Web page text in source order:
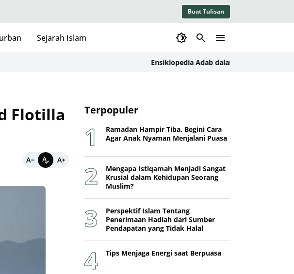
Buat Tulisan
Sejarah Islam
Ensiklopedia Adab dalam Islam: Kajian
Flotilla
Terpopuler
Ramadan Hampir Tiba, Begini Cara
Agar Anak Nyaman Menjalani Puasa
Mengapa Istiqamah Menjadi Sangat
Krusial dalam Kehidupan Seorang
Muslim?
Perspektif Islam Tentang
Penerimaan Hadiah dari Sumber
Pendapatan yang Tidak Halal
Tips Menjaga Energi saat Berpuasa